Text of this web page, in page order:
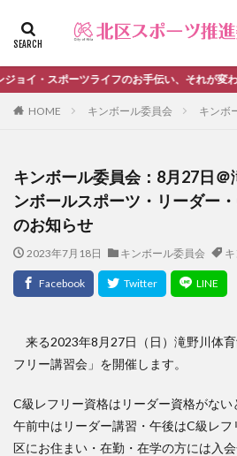
・スポーツライフのお手伝い、それが変わらぬ
HOME キンボール委員会 キンボ
キンボール委員会：8月27日
ンボールスポーツ・リーダー
のお知らせ
2023年7月18日 キンボール委員会
来る2023年8月27日（日）滝野川体
フリー講習会」を開催します。
C級レフリー資格はリーダー資格がない
午前中はリーダー講習・午後はC級レ
区にお住まい・在勤・在学の方には入
ファッション デザイン 流行
カテゴリー
＃活動報告 kitacup past
おしらせ
お知らせ キン
メンバー募集中のチーム
健康ハイキング委員会からのお知らせ
健康ハイキング委員会からのご案内
活動報告
生涯スポーツ
田
講習会のご報告
検索